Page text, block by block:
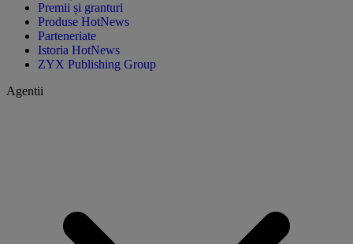
Premii și granturi
Produse HotNews
Parteneriate
Istoria HotNews
ZYX Publishing Group
Agentii